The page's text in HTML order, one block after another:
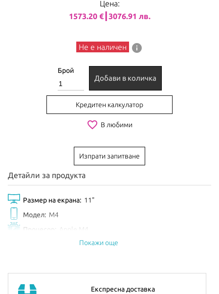
Цена:
1573.20 €┃3076.91 лв.
Не е наличен info
Брой
Добави в количка
Кредитен калкулатор
favorite_border В любими
Изпрати запитване
Детайли за продукта
Размер на екрана: 11"
Модел: M4
Процесор:
Apple M4
Видео карта: 9-core GPU
Цвят:
Покажи още
Експресна доставка